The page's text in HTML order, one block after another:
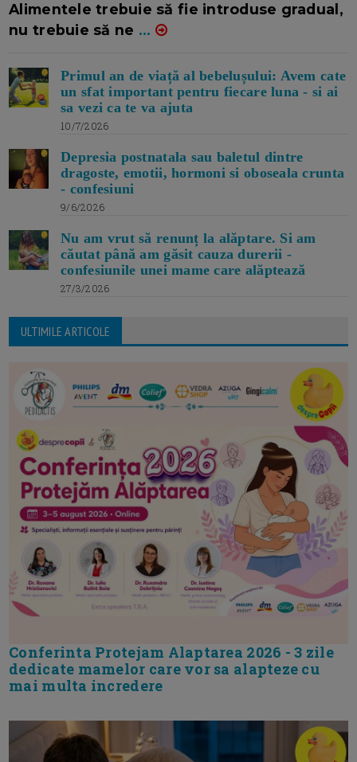
Alimentele trebuie să fie introduse gradual,
nu trebuie să ne ...
Primul an de viață al bebelușului: Avem cate
un sfat important pentru fiecare luna - si ai
sa vezi ca te va ajuta
10/7/2026
Depresia postnatala sau baletul dintre
dragoste, emotii, hormoni si oboseala crunta
- confesiuni
9/6/2026
Nu am vrut să renunț la alăptare. Si am
căutat până am găsit cauza durerii -
confesiunile unei mame care alăptează
27/3/2026
ULTIMILE ARTICOLE
Conferinta Protejam Alaptarea 2026 - 3 zile
dedicate mamelor care vor sa alapteze cu
mai multa incredere